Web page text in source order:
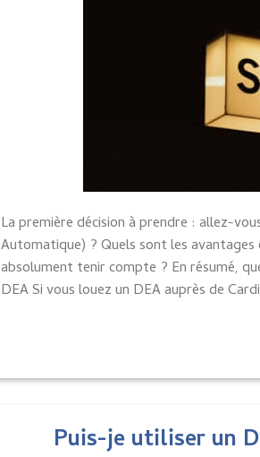
La première décision à prendre : allez-
Automatique) ? Quels sont les
absolument tenir compte ? En résumé,
DEA Si vous louez un DEA auprès de
Puis-je utiliser un